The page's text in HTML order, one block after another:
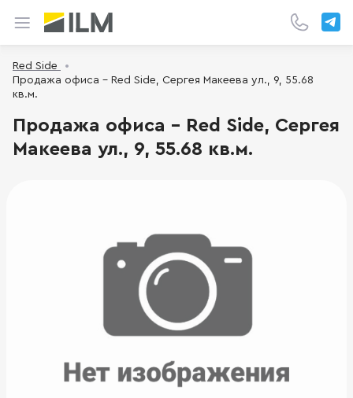
Red Side
Продажа офиса - Red Side, Сергея Макеева ул., 9, 55.68
кв.м.
Продажа офиса - Red Side, Сергея
Макеева ул., 9, 55.68 кв.м.